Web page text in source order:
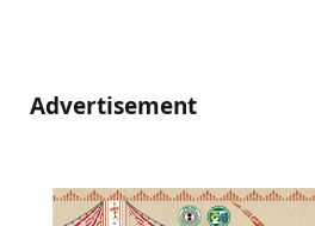
Advertisement